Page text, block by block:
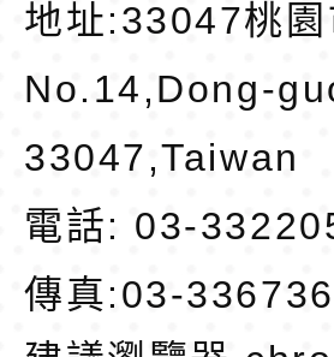
地址:33047桃
No.14,Dong-
33047,Taiwan
電話: 03-
傳真:03-